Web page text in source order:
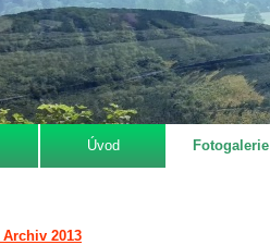
Úvod Fotogalerie
Archiv 2013